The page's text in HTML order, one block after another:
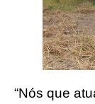
“Nós que